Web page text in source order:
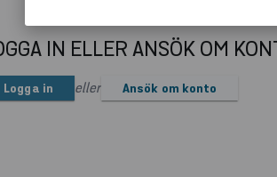
IN ELLER ANSÖK OM
Logga in eller Ansök om konto